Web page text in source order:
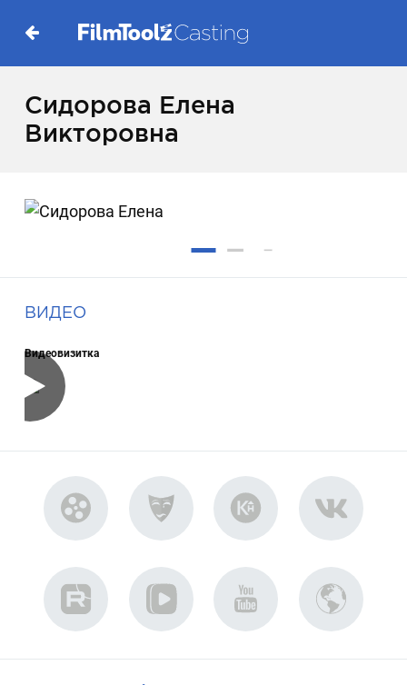
Сидорова Елена
Викторовна
ВИДЕО
Видеовизитка